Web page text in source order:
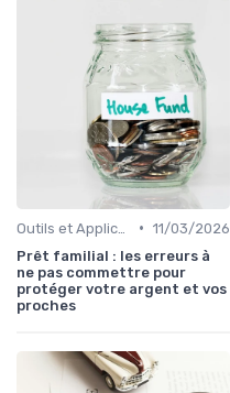
• 11/03/2026
Prêt familial : les erreurs à
ne pas commettre pour
protéger votre argent et vos
proches